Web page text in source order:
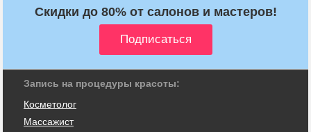
Скидки до 80% от салонов и мастеров!
Запись на процедуры красоты:
Косметолог
Массажист